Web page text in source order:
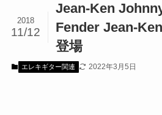
Jean-Ken
Fender Jean-
登場
2018
11/12
エレキギター関連 2022年3月5日